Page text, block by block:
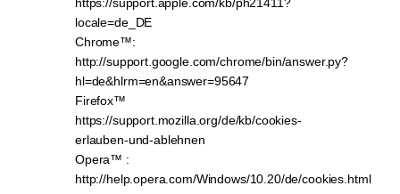
locale=de_DE
Chrome™:
http://support.google.com/chrome/bin/answer.py?
hl=de&hlrm=en&answer=95647
Firefox™
https://support.mozilla.org/de/kb/cookies-
erlauben-und-ablehnen
Opera™ :
http://help.opera.com/Windows/10.20/de/cookies.html